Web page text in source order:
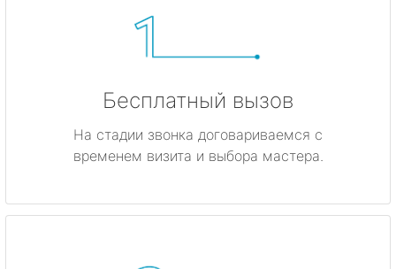
Бесплатный вызов
На стадии звонка договариваемся с
временем визита и выбора мастера.